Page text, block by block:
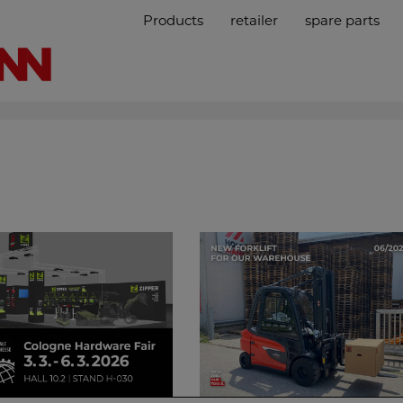
Products retailer spare parts